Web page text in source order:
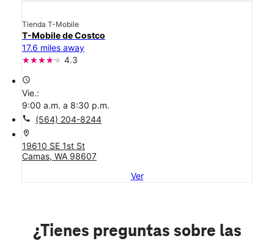
Tienda T-Mobile
T-Mobile de Costco
17.6 miles away
4.3
access_time
Vie.:
9:00 a.m. a 8:30 p.m.
call (564) 204-8244
location_on
19610 SE 1st St
Camas, WA 98607
Ver
¿Tienes preguntas sobre las